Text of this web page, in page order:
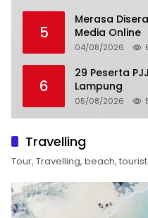
5
Merasa
Media Online
04/08/2026
6
29 Peserta PJJ
Lampung
05/08/2026
Travelling
Tour, Travelling, beach,